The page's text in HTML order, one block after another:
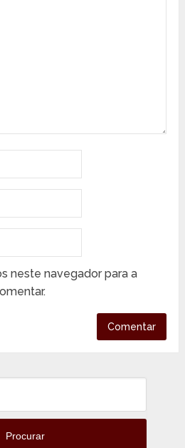
neste navegador para a
Procurar